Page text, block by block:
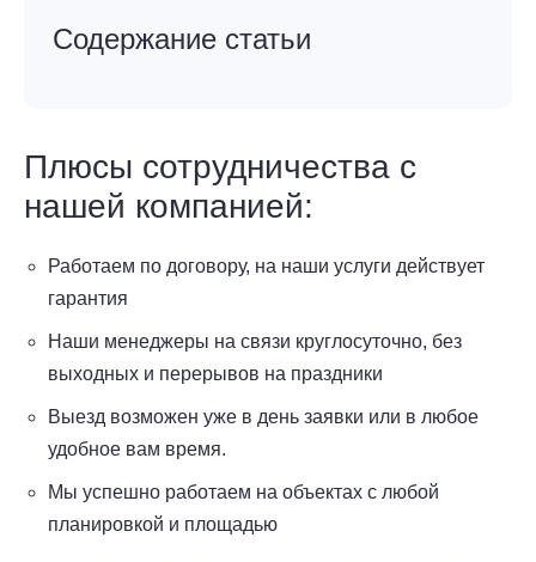
Содержание статьи
Плюсы сотрудничества с
нашей компанией:
Работаем по договору, на наши услуги действует
гарантия
Наши менеджеры на связи круглосуточно, без
выходных и перерывов на праздники
Выезд возможен уже в день заявки или в любое
удобное вам время.
Мы успешно работаем на объектах с любой
планировкой и площадью